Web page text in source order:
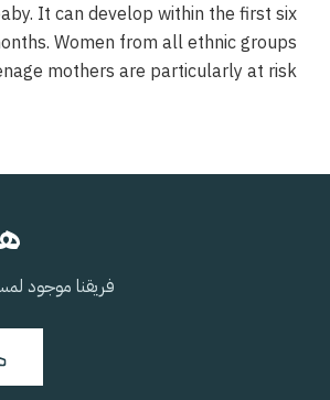
It can develop within the first six
Women from all ethnic groups
mothers are particularly at risk.
فريقنا موجود